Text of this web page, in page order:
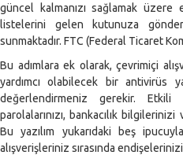
güncel kalmanızı sağlamak üzere
listelerini gelen kutunuza
sunmaktadır. FTC (Federal Ticaret
Bu adımlara ek olarak, çevrimiçi
yardımcı olabilecek bir antivirüs
değerlendirmeniz gerekir. Etkili
parolalarınızı, bankacılık
Bu yazılım yukarıdaki beş
alışverişleriniz sırasında